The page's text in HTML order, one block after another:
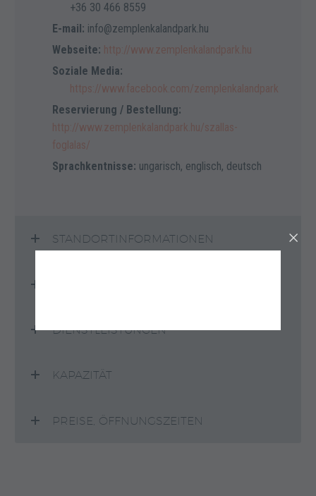
+36 30 466 8559
E-mail: info@zemplenkalandpark.hu
Webseite: http://www.zemplenkalandpark.hu
Soziale Media:
https://www.facebook.com/zemplenkalandpark
Reservierung / Bestellung:
http://www.zemplenkalandpark.hu/szallas-
foglalas/
Sprachkentnisse: ungarisch, englisch, deutsch
STANDORTINFORMATIONEN
DIENSTLEISTUNGEN
KAPAZITÄT
PREISE, ÖFFNUNGSZEITEN